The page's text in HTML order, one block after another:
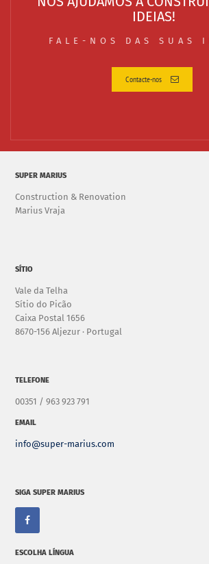
IDEIAS!
FALE-NOS DAS SUAS
Contacte-nos
SUPER MARIUS
Construction & Renovation
Marius Vraja
SÍTIO
Vale da Telha
Sítio do Picão
Caixa Postal 1656
8670-156 Aljezur · Portugal
TELEFONE
00351 / 963 923 791
EMAIL
info@super-marius.com
SIGA SUPER MARIUS
ESCOLHA LÍNGUA